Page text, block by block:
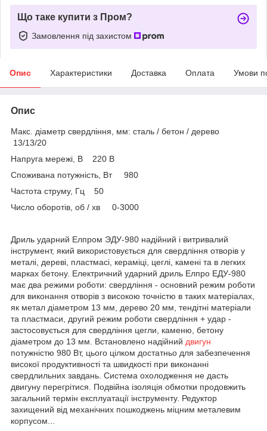
Що таке купити з Пром?
Замовлення під захистом
Опис Характеристики Доставка Оплата Умови
Опис
Макс. діаметр свердління, мм: сталь / бетон / дерево
13/13/20
Напруга мережі, В 220 В
Споживана потужність, Вт 980
Частота струму, Гц 50
Число оборотів, об / хв 0-3000
Дриль ударний Елпром ЭДУ-980 надійний і витривалий
інструмент, який використовується для свердління отворів у
металі, дереві, пластмасі, кераміці, цеглі, камені та в легких
марках бетону. Електричний ударний дриль Елпро ЕДУ-980
має два режими роботи: свердління - основний режим роботи
для виконання отворів з високою точністю в таких матеріалах,
як метал діаметром 13 мм, дерево 20 мм, тендітні матеріали
та пластмаси, другий режим роботи свердління + удар -
застосовується для свердління цегли, каменю, бетону
діаметром до 13 мм. Встановлено надійний двигун
потужністю 980 Вт, цього цілком достатньо для забезпечення
високої продуктивності та швидкості при виконанні
свердлильних завдань. Система охолодження не дасть
двигуну перегрітися. Подвійна ізоляція обмотки продовжить
загальний термін експлуатації інструменту. Редуктор
захищений від механічних пошкоджень міцним металевим
корпусом...